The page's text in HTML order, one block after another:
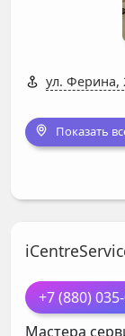
ул. Ферина,
Показать
+7 (880)
Мастера